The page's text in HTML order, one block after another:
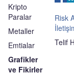
Kripto
Paralar
Metaller
Emtialar
Grafikler
ve Fikirler
Risk
Telif